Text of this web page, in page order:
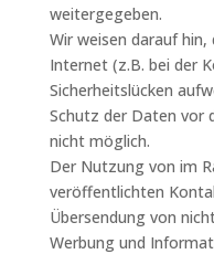
weitergegeben.
Wir weisen darauf
Internet (z.B. bei der
Sicherheitslücken
Schutz der Daten vor
nicht möglich.
Der Nutzung von im
veröffentlichten
Übersendung von
Werbung und